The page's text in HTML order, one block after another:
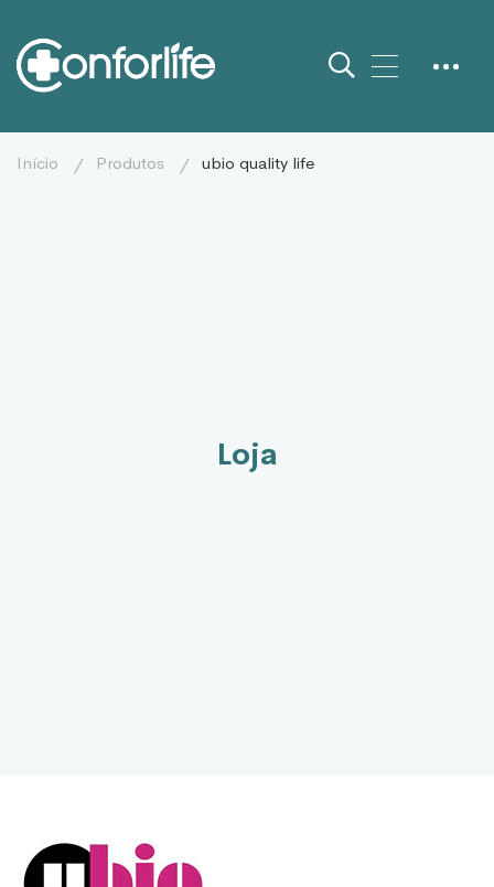
Loja
início produtos ubio quality life